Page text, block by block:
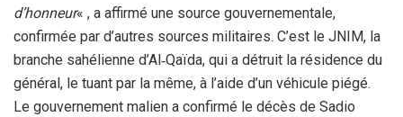
d’honneur« , a affirmé une source gouvernementale,
confirmée par d’autres sources militaires. C’est le JNIM, la
branche sahélienne d’Al‑Qaïda, qui a détruit la résidence du
général, le tuant par la même, à l’aide d’un véhicule piégé.
Le gouvernement malien a confirmé le décès de Sadio